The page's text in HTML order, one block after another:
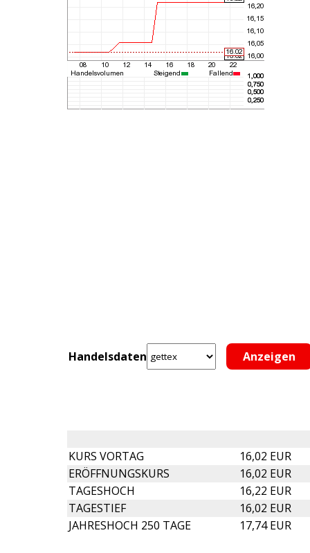
Handelsdaten
KURS VORTAG
16,02 EUR
ERÖFFNUNGSKURS
16,02 EUR
TAGESHOCH
16,22 EUR
TAGESTIEF
16,02 EUR
JAHRESHOCH 250 TAGE
17,74 EUR